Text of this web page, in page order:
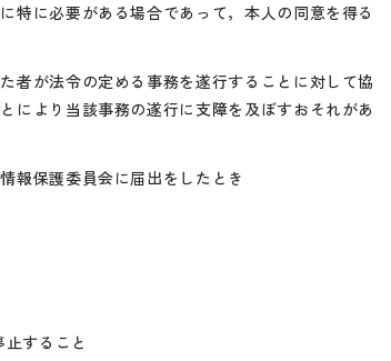
特に必要がある場合であって，本人の同意を得る
者が法令の定める事務を遂行することに対して協
により当該事務の遂行に支障を及ぼすおそれがあ
報保護委員会に届出をしたとき
すること